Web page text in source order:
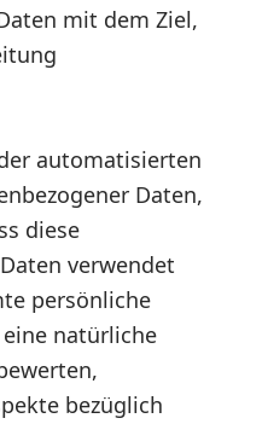
mit dem Ziel,
automatisierten
Daten,
diese
verwendet
persönliche
natürliche
bezüglich